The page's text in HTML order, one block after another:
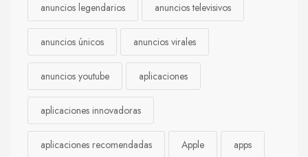
anuncios legendarios anuncios televisivos
anuncios únicos anuncios virales
anuncios youtube aplicaciones
aplicaciones innovadoras
aplicaciones recomendadas Apple apps